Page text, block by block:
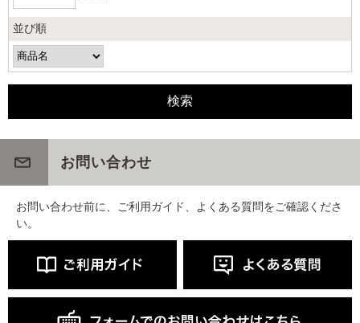
並び順
お問い合わせ
お問い合わせ前に、ご利用ガイド、よくある質問をご確認くださ
い。